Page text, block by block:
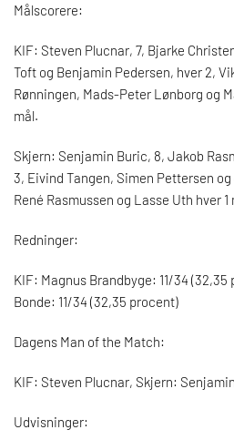
Målscorere:
KIF: Steven Plucnar, 7, Bjarke
Toft og Benjamin Pedersen, hver 2,
Rønningen, Mads-Peter Lønborg og
mål.
Skjern: Senjamin Buric, 8, Jakob
3, Eivind Tangen, Simen Pettersen
René Rasmussen og Lasse Uth hver 1
Redninger:
KIF: Magnus Brandbyge: 11/34
Bonde: 11/34 (32,35 procent)
Dagens Man of the Match:
KIF: Steven Plucnar, Skjern:
Udvisninger: